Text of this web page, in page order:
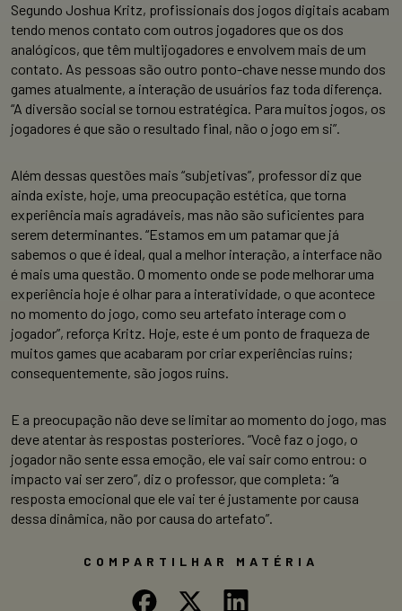
Segundo Joshua Kritz, profissionais dos jogos digitais acabam
tendo menos contato com outros jogadores que os dos
analógicos, que têm multijogadores e envolvem mais de um
contato. As pessoas são outro ponto-chave nesse mundo dos
games atualmente, a interação de usuários faz toda diferença.
“A diversão social se tornou estratégica. Para muitos jogos, os
jogadores é que são o resultado final, não o jogo em si”.
Além dessas questões mais “subjetivas”, professor diz que
ainda existe, hoje, uma preocupação estética, que torna
experiência mais agradáveis, mas não são suficientes para
serem determinantes. “Estamos em um patamar que já
sabemos o que é ideal, qual a melhor interação, a interface não
é mais uma questão. O momento onde se pode melhorar uma
experiência hoje é olhar para a interatividade, o que acontece
no momento do jogo, como seu artefato interage com o
jogador”, reforça Kritz. Hoje, este é um ponto de fraqueza de
muitos games que acabaram por criar experiências ruins;
consequentemente, são jogos ruins.
E a preocupação não deve se limitar ao momento do jogo, mas
deve atentar às respostas posteriores. “Você faz o jogo, o
jogador não sente essa emoção, ele vai sair como entrou: o
impacto vai ser zero”, diz o professor, que completa: “a
resposta emocional que ele vai ter é justamente por causa
dessa dinâmica, não por causa do artefato”.
COMPARTILHAR MATÉRIA